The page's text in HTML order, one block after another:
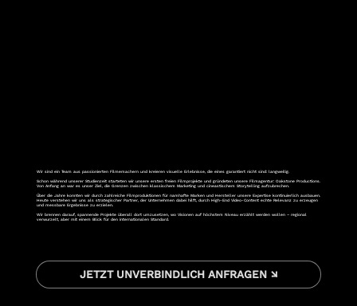
Wir sind ein Team aus passionierten Filmemachern und kreieren visuelle Erlebnisse, die eines garantiert nicht sind: langweilig.
Schon während unserer Studienzeit starteten wir unsere ersten freien Filmprojekte und gründeten unsere Filmagentur: Oakstone Productions.
Von Anfang an war es unser Ziel, die Grenzen zwischen klassischem Marketing und cineastischem Storytelling aufzubrechen.
Über die Jahre konnten wir durch zahlreiche Filmproduktionen für namhafte Marken und Hersteller unsere Expertise kontinuierlich ausbauen.
Heute verstehen wir uns als strategischer Partner, der Unternehmen dabei hilft, durch High-End Video-Content echte Relevanz zu erzeugen
und messbare Ergebnisse zu erzielen.
Wir brennen darauf, spannende Projekte überall dort umzusetzen, wo Visionen auf höchstem Niveau erzählt werden wollen – regional
verwurzelt, aber mit einem Blick für den internationalen Standard.
JETZT UNVERBINDLICH ANFRAGEN ↘